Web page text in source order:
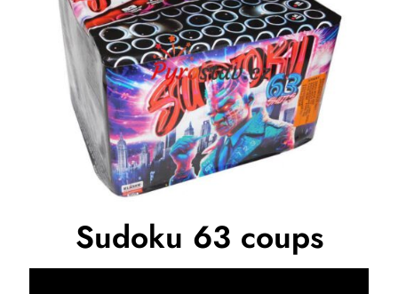
Sudoku 63 coups